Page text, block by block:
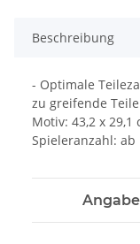
Beschreibung
- Optimale
zu greifende
Motiv: 43,2 x
Spieleranzahl: ab